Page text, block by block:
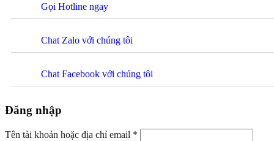
Gọi Hotline ngay
Chat Zalo với chúng tôi
Chat Facebook với chúng tôi
Đăng nhập
Tên tài khoản hoặc địa chỉ email *